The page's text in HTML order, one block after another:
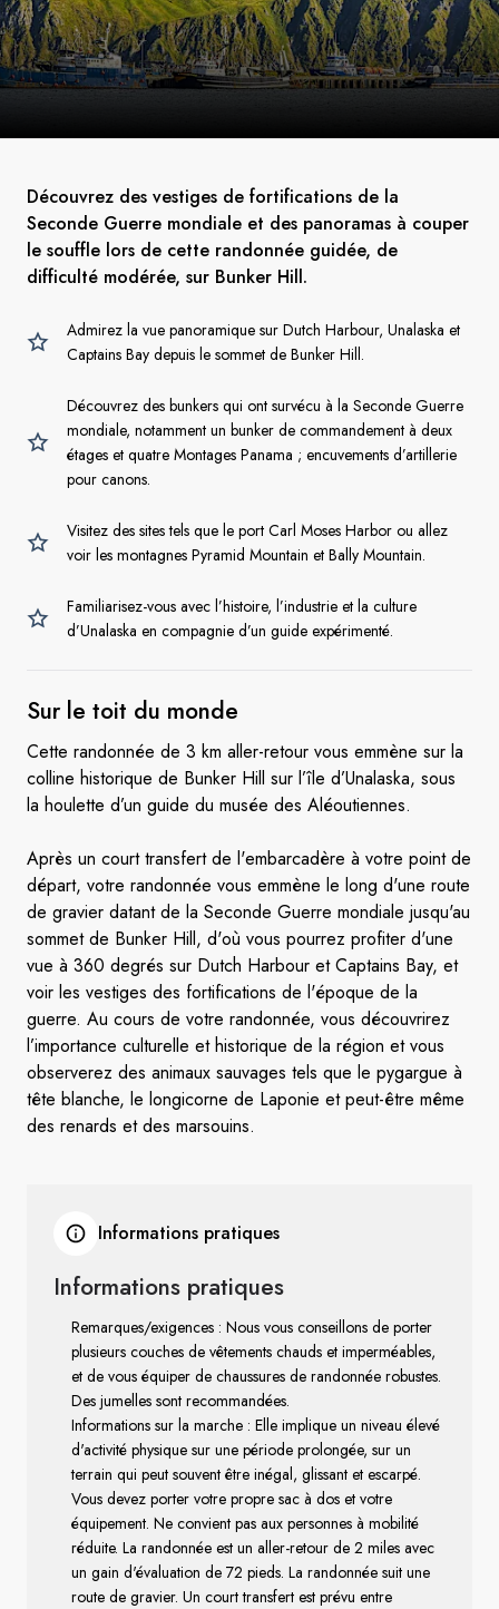
Découvrez des vestiges de fortifications de la
Seconde Guerre mondiale et des panoramas à couper
le souffle lors de cette randonnée guidée, de
difficulté modérée, sur Bunker Hill.
Admirez la vue panoramique sur Dutch Harbour, Unalaska et
Captains Bay depuis le sommet de Bunker Hill.
Découvrez des bunkers qui ont survécu à la Seconde Guerre
mondiale, notamment un bunker de commandement à deux
étages et quatre Montages Panama ; encuvements d’artillerie
pour canons.
Visitez des sites tels que le port Carl Moses Harbor ou allez
voir les montagnes Pyramid Mountain et Bally Mountain.
Familiarisez-vous avec l’histoire, l’industrie et la culture
d’Unalaska en compagnie d’un guide expérimenté.
Sur le toit du monde
Cette randonnée de 3 km aller-retour vous emmène sur la
colline historique de Bunker Hill sur l’île d’Unalaska, sous
la houlette d’un guide du musée des Aléoutiennes.
Après un court transfert de l'embarcadère à votre point de
départ, votre randonnée vous emmène le long d'une route
de gravier datant de la Seconde Guerre mondiale jusqu'au
sommet de Bunker Hill, d'où vous pourrez profiter d'une
vue à 360 degrés sur Dutch Harbour et Captains Bay, et
voir les vestiges des fortifications de l'époque de la
guerre. Au cours de votre randonnée, vous découvrirez
l’importance culturelle et historique de la région et vous
observerez des animaux sauvages tels que le pygargue à
tête blanche, le longicorne de Laponie et peut-être même
des renards et des marsouins.
Informations pratiques
Informations pratiques
Remarques/exigences : Nous vous conseillons de porter
plusieurs couches de vêtements chauds et imperméables,
et de vous équiper de chaussures de randonnée robustes.
Des jumelles sont recommandées.
Informations sur la marche : Elle implique un niveau élevé
d'activité physique sur une période prolongée, sur un
terrain qui peut souvent être inégal, glissant et escarpé.
Vous devez porter votre propre sac à dos et votre
équipement. Ne convient pas aux personnes à mobilité
réduite. La randonnée est un aller-retour de 2 miles avec
un gain d'évaluation de 72 pieds. La randonnée suit une
route de gravier. Un court transfert est prévu entre